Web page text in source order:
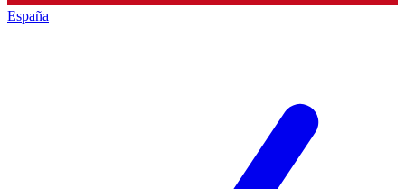
España